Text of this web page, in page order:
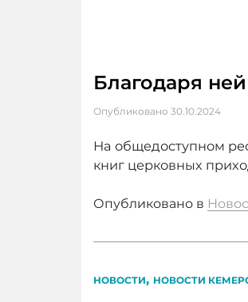
Благодаря
Опубликовано 30.10.2024
На общедоступном
книг церковных
Опубликовано в
НОВОСТИ, НОВОСТИ